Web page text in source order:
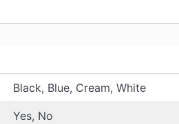
Black, Blue, Cream, White
Yes, No